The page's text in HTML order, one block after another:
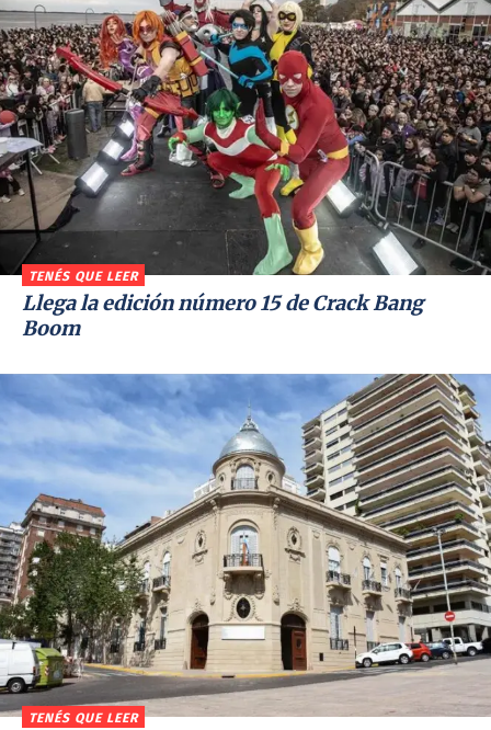
TENÉS QUE LEER
Llega la edición número 15 de Crack Bang
Boom
TENÉS QUE LEER